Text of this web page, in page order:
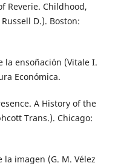
Reverie. Childhood,
D.). Boston:
la ensoñación (Vitale I.
Económica.
A History of the
Trans.). Chicago:
imagen (G. M. Vélez